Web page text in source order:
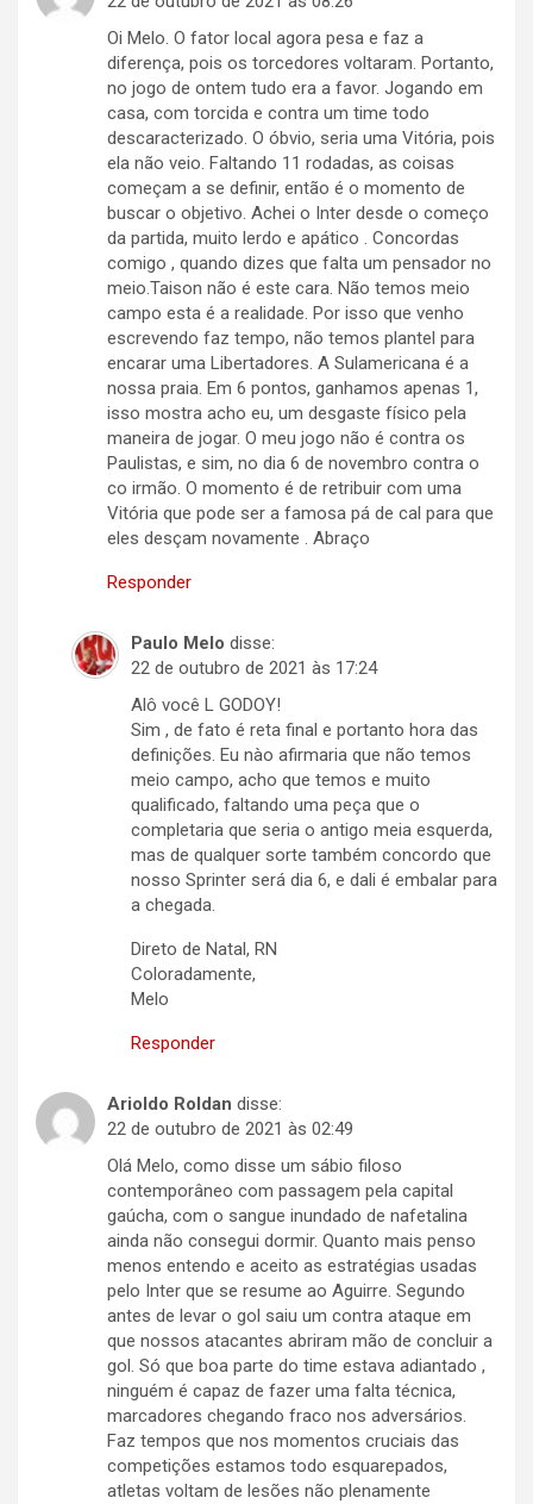
Oi Melo. O fator local agora pesa e faz a
diferença, pois os torcedores voltaram. Portanto,
no jogo de ontem tudo era a favor. Jogando em
casa, com torcida e contra um time todo
descaracterizado. O óbvio, seria uma Vitória, pois
ela não veio. Faltando 11 rodadas, as coisas
começam a se definir, então é o momento de
buscar o objetivo. Achei o Inter desde o começo
da partida, muito lerdo e apático . Concordas
comigo , quando dizes que falta um pensador no
meio.Taison não é este cara. Não temos meio
campo esta é a realidade. Por isso que venho
escrevendo faz tempo, não temos plantel para
encarar uma Libertadores. A Sulamericana é a
nossa praia. Em 6 pontos, ganhamos apenas 1,
isso mostra acho eu, um desgaste físico pela
maneira de jogar. O meu jogo não é contra os
Paulistas, e sim, no dia 6 de novembro contra o
co irmão. O momento é de retribuir com uma
Vitória que pode ser a famosa pá de cal para que
eles desçam novamente . Abraço
Responder
Paulo Melo disse:
22 de outubro de 2021 às 17:24
Alô você L GODOY!
Sim , de fato é reta final e portanto hora das
definições. Eu nào afirmaria que não temos
meio campo, acho que temos e muito
qualificado, faltando uma peça que o
completaria que seria o antigo meia esquerda,
mas de qualquer sorte também concordo que
nosso Sprinter será dia 6, e dali é embalar para
a chegada.
Direto de Natal, RN
Coloradamente,
Melo
Responder
Arioldo Roldan disse:
22 de outubro de 2021 às 02:49
Olá Melo, como disse um sábio filoso
contemporâneo com passagem pela capital
gaúcha, com o sangue inundado de nafetalina
ainda não consegui dormir. Quanto mais penso
menos entendo e aceito as estratégias usadas
pelo Inter que se resume ao Aguirre. Segundo
antes de levar o gol saiu um contra ataque em
que nossos atacantes abriram mão de concluir a
gol. Só que boa parte do time estava adiantado ,
ninguém é capaz de fazer uma falta técnica,
marcadores chegando fraco nos adversários.
Faz tempos que nos momentos cruciais das
competições estamos todo esquarepados,
atletas voltam de lesões não plenamente